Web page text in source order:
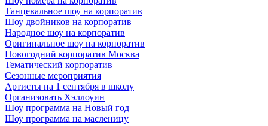
Танцевальное шоу на корпоратив
Шоу двойников на корпоратив
Народное шоу на корпоратив
Оригинальное шоу на корпоратив
Новогодний корпоратив Москва
Тематический корпоратив
Сезонные мероприятия
Артисты на 1 сентября в школу
Организовать Хэллоуин
Шоу программа на Новый год
Шоу программа на масленицу